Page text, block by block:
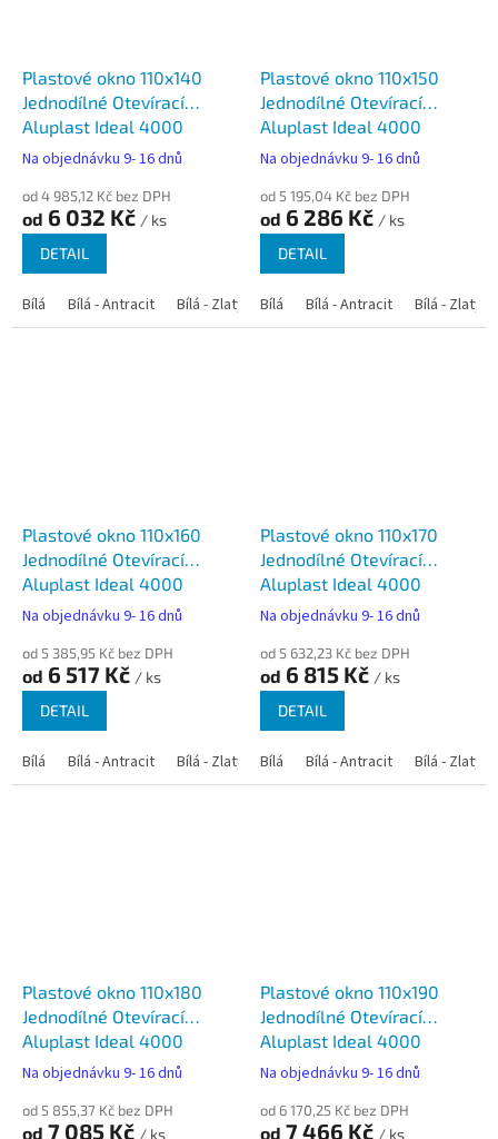
Plastové okno 110x140
Jednodílné Otevírací
Aluplast Ideal 4000
Na objednávku 9- 16 dnů
od 4 985,12 Kč bez DPH
od 6 032 Kč / ks
DETAIL
Bílá Bílá - Antracit Bílá - Zlatý dub Bílá - Tmavý dub Bílá -
Plastové okno 110x150
Jednodílné Otevírací
Aluplast Ideal 4000
Na objednávku 9- 16 dnů
od 5 195,04 Kč bez DPH
od 6 286 Kč / ks
DETAIL
Bílá Bílá - Antracit Bílá - Zlatý
Plastové okno 110x160
Jednodílné Otevírací
Aluplast Ideal 4000
Na objednávku 9- 16 dnů
od 5 385,95 Kč bez DPH
od 6 517 Kč / ks
DETAIL
Bílá Bílá - Antracit Bílá - Zlatý dub Bílá - Tmavý dub Bílá -
Plastové okno 110x170
Jednodílné Otevírací
Aluplast Ideal 4000
Na objednávku 9- 16 dnů
od 5 632,23 Kč bez DPH
od 6 815 Kč / ks
DETAIL
Bílá Bílá - Antracit Bílá - Zlatý
Plastové okno 110x180
Jednodílné Otevírací
Aluplast Ideal 4000
Na objednávku 9- 16 dnů
od 5 855,37 Kč bez DPH
od 7 085 Kč / ks
Plastové okno 110x190
Jednodílné Otevírací
Aluplast Ideal 4000
Na objednávku 9- 16 dnů
od 6 170,25 Kč bez DPH
od 7 466 Kč / ks